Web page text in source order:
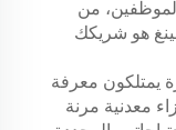
من
هو شريكك
يمتلكون معرفة
معدنية مرنة